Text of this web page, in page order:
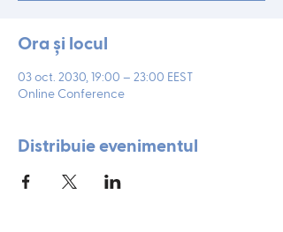
Ora și locul
03 oct. 2030, 19:00 – 23:00 EEST
Online Conference
Distribuie evenimentul